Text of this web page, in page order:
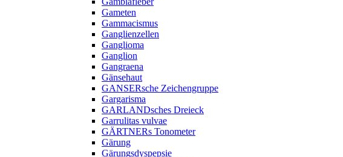
Gameten
Gammacismus
Ganglienzellen
Ganglioma
Ganglion
Gangraena
Gänsehaut
GANSERsche Zeichengruppe
Gargarisma
GARLANDsches Dreieck
Garrulitas vulvae
GÄRTNERs Tonometer
Gärung
Gärungsdyspepsie